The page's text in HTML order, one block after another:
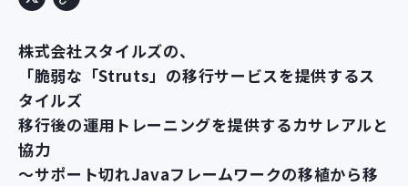
研修サービス
カスタマイズコース 教材購入
新規開発サービス
パッケージ開発
株式会社スタイルズの、
「脆弱な「Struts」の移行サービスを提供するス
タイルズ
移行後の運用トレーニングを提供するカサレアルと
協力
～サポート切れJavaフレームワークの移植から移